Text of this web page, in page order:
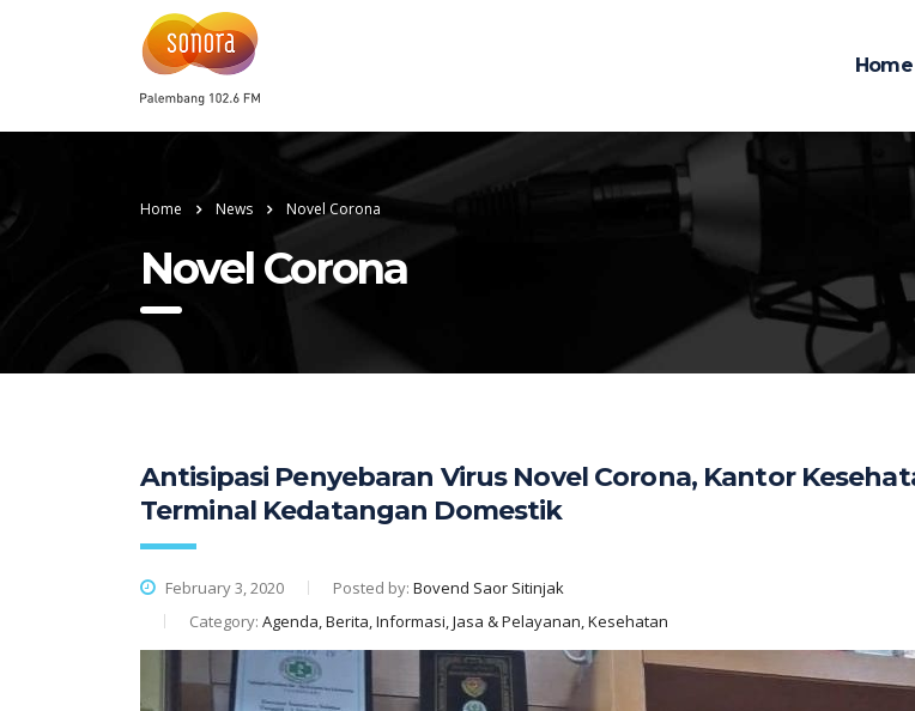
Home
Home News Novel Corona
Novel Corona
Antisipasi Penyebaran Virus Novel Corona, Kantor
Terminal Kedatangan Domestik
February 3, 2020 Posted by: Bovend Saor Sitinjak
Category: Agenda, Berita, Informasi, Jasa & Pelayanan, Kesehatan